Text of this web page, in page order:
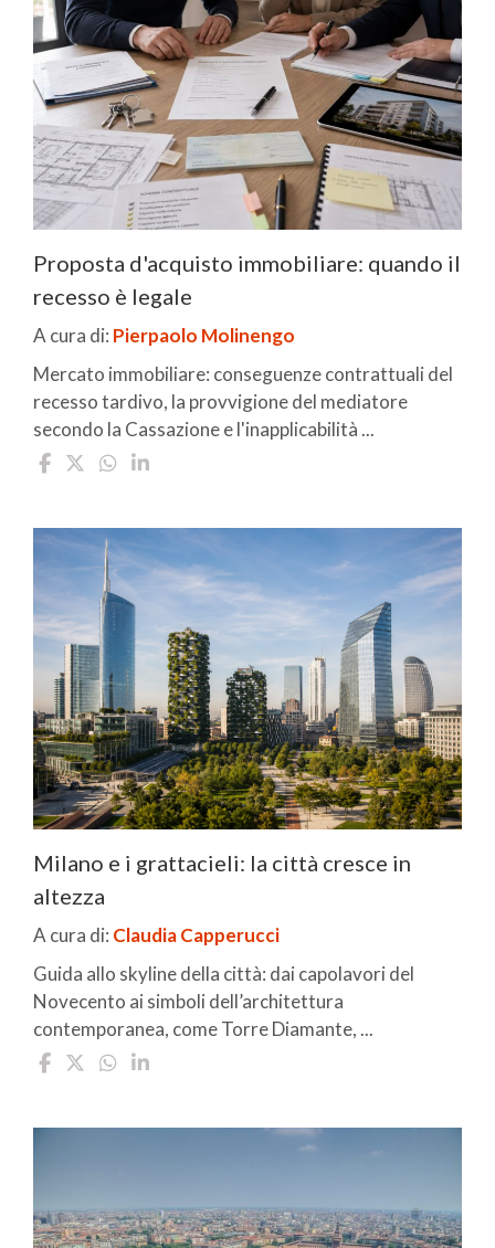
Proposta d'acquisto immobiliare: quando il
recesso è legale
A cura di: Pierpaolo Molinengo
Mercato immobiliare: conseguenze contrattuali del
recesso tardivo, la provvigione del mediatore
secondo la Cassazione e l'inapplicabilità ...
Milano e i grattacieli: la città cresce in
altezza
A cura di: Claudia Capperucci
Guida allo skyline della città: dai capolavori del
Novecento ai simboli dell’architettura
contemporanea, come Torre Diamante, ...